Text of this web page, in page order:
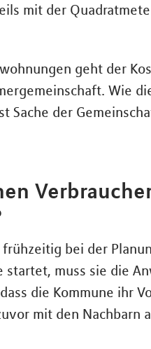
mit der
geht der
Wie
Sache der
frühzeitig bei der
startet, muss sie die
die Kommune ihr
mit den Nachbarn